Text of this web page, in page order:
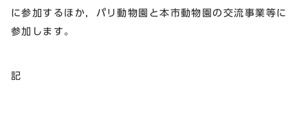
に参加するほか，パリ動物園と本市動物園の交流事業等に
参加します。
記